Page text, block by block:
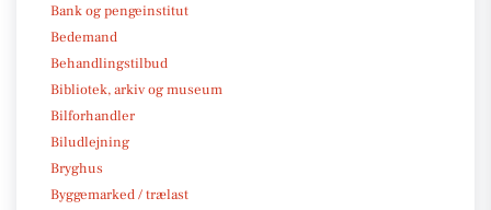
Bank og pengeinstitut
Bedemand
Behandlingstilbud
Bibliotek, arkiv og museum
Bilforhandler
Biludlejning
Bryghus
Byggemarked / trælast